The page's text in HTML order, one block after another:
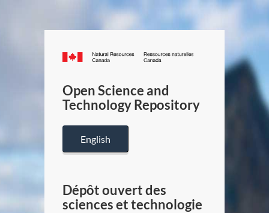
Canada.ca
/
Canada
Open Science and
Technology Repository
English
Dépôt ouvert des
sciences et technologie